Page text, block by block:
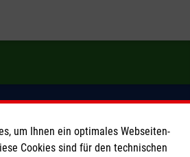
um Ihnen ein optimales Webseiten-
Cookies sind für den technischen